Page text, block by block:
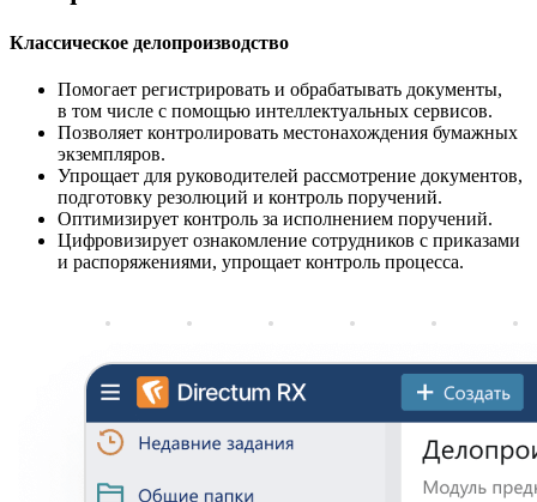
Классическое делопроизводство
Помогает регистрировать и обрабатывать документы,
в том числе с помощью интеллектуальных сервисов.
Позволяет контролировать местонахождения бумажных
экземпляров.
Упрощает для руководителей рассмотрение документов,
подготовку резолюций и контроль поручений.
Оптимизирует контроль за исполнением поручений.
Цифровизирует ознакомление сотрудников с приказами
и распоряжениями, упрощает контроль процесса.